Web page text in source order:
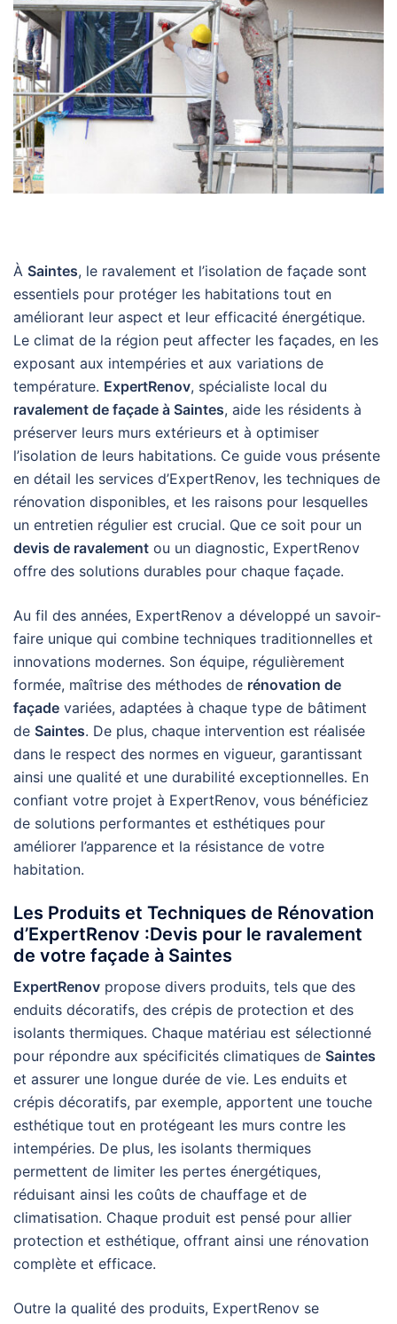
À Saintes, le ravalement et l’isolation de façade sont
essentiels pour protéger les habitations tout en
améliorant leur aspect et leur efficacité énergétique.
Le climat de la région peut affecter les façades, en les
exposant aux intempéries et aux variations de
température. ExpertRenov, spécialiste local du
ravalement de façade à Saintes, aide les résidents à
préserver leurs murs extérieurs et à optimiser
l’isolation de leurs habitations. Ce guide vous présente
en détail les services d’ExpertRenov, les techniques de
rénovation disponibles, et les raisons pour lesquelles
un entretien régulier est crucial. Que ce soit pour un
devis de ravalement ou un diagnostic, ExpertRenov
offre des solutions durables pour chaque façade.
Au fil des années, ExpertRenov a développé un savoir-
faire unique qui combine techniques traditionnelles et
innovations modernes. Son équipe, régulièrement
formée, maîtrise des méthodes de rénovation de
façade variées, adaptées à chaque type de bâtiment
de Saintes. De plus, chaque intervention est réalisée
dans le respect des normes en vigueur, garantissant
ainsi une qualité et une durabilité exceptionnelles. En
confiant votre projet à ExpertRenov, vous bénéficiez
de solutions performantes et esthétiques pour
améliorer l’apparence et la résistance de votre
habitation.
Les Produits et Techniques de Rénovation
d’ExpertRenov :Devis pour le ravalement
de votre façade à Saintes
ExpertRenov propose divers produits, tels que des
enduits décoratifs, des crépis de protection et des
isolants thermiques. Chaque matériau est sélectionné
pour répondre aux spécificités climatiques de Saintes
et assurer une longue durée de vie. Les enduits et
crépis décoratifs, par exemple, apportent une touche
esthétique tout en protégeant les murs contre les
intempéries. De plus, les isolants thermiques
permettent de limiter les pertes énergétiques,
réduisant ainsi les coûts de chauffage et de
climatisation. Chaque produit est pensé pour allier
protection et esthétique, offrant ainsi une rénovation
complète et efficace.
Outre la qualité des produits, ExpertRenov se